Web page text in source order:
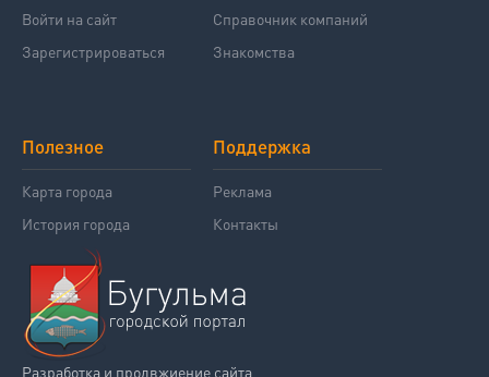
Войти на сайт
Зарегистрироваться
Справочник компаний
Знакомства
Полезное
Карта города
История города
Поддержка
Реклама
Контакты
Разработка и продвжиение сайта